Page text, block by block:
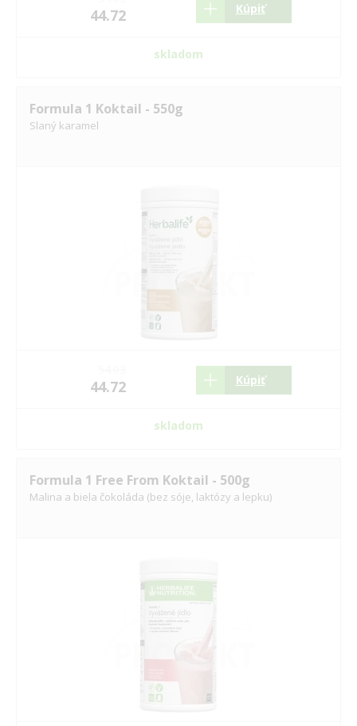
44.72 Kúpiť
skladom
Formula 1 Koktail - 550g
Slaný karamel
44.72 Kúpiť
skladom
Formula 1 Free From Koktail - 500g
Malina a biela čokoláda (bez sóje, laktózy a lepku)